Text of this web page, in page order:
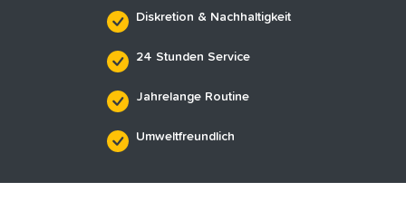
Diskretion & Nachhaltigkeit
24 Stunden Service
Jahrelange Routine
Umweltfreundlich